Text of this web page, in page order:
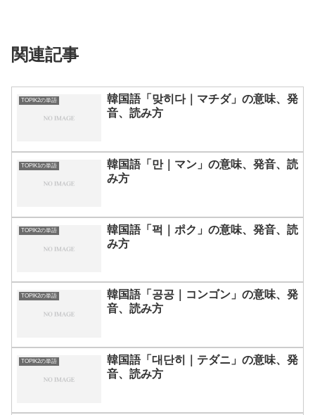
関連記事
TOPIK2の単語
韓国語「맞히다｜マチダ」の意味、発
音、読み方
TOPIK1の単語
韓国語「만｜マン」の意味、発音、読
み方
TOPIK2の単語
韓国語「퍽｜ポク」の意味、発音、読
み方
TOPIK2の単語
韓国語「공공｜コンゴン」の意味、発
音、読み方
TOPIK2の単語
韓国語「대단히｜テダニ」の意味、発
音、読み方